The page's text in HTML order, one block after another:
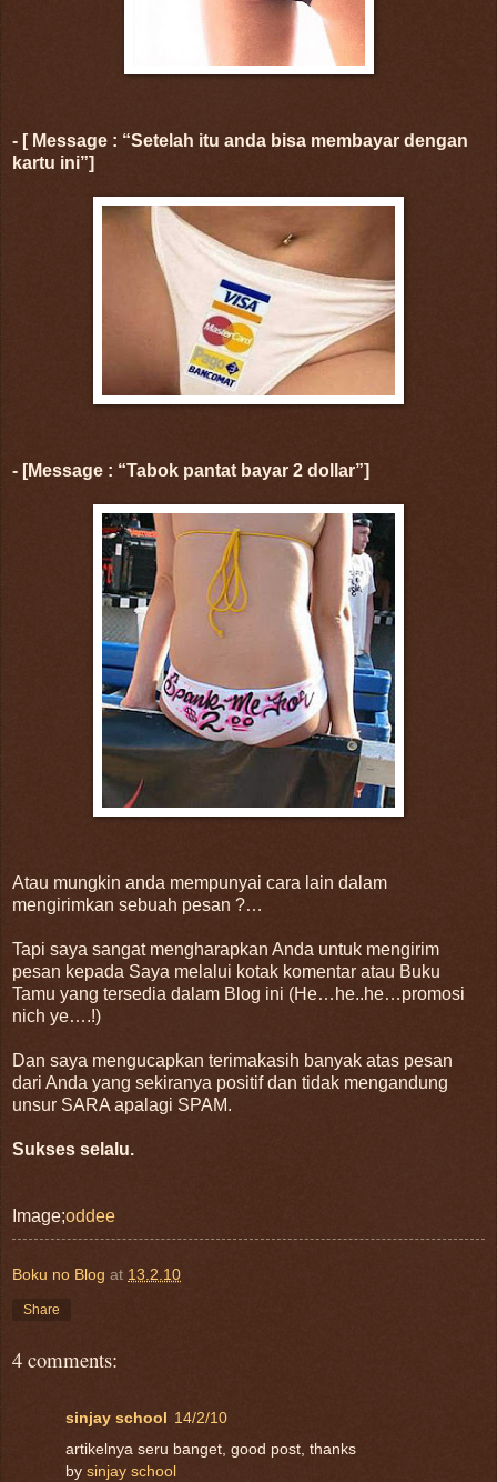
- [ Message : “Setelah itu anda bisa membayar dengan
kartu ini”]
- [Message : “Tabok pantat bayar 2 dollar”]
Atau mungkin anda mempunyai cara lain dalam
mengirimkan sebuah pesan ?…
Tapi saya sangat mengharapkan Anda untuk mengirim
pesan kepada Saya melalui kotak komentar atau Buku
Tamu yang tersedia dalam Blog ini (He…he..he…promosi
nich ye….!)
Dan saya mengucapkan terimakasih banyak atas pesan
dari Anda yang sekiranya positif dan tidak mengandung
unsur SARA apalagi SPAM.
Sukses selalu.
Image;oddee
Boku no Blog at 13.2.10
Share
4 comments:
sinjay school 14/2/10
artikelnya seru banget, good post, thanks
by sinjay school